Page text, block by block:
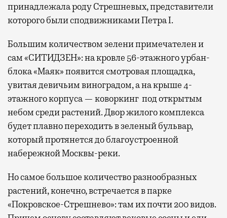
принадлежала роду Стрешневых, представители
которого были сподвижниками Петра I.
Большим количеством зелени примечателен и
сам «СИТИДЗЕН»: на кровле 56-этажного урбан-
блока «Маяк» появится смотровая площадка,
увитая девичьим виноградом, а на крыше 4-
этажного корпуса — коворкинг под открытым
небом среди растений. Двор жилого комплекса
будет плавно переходить в зеленый бульвар,
который протянется до благоустроенной
набережной Москвы-реки.
Но самое большое количество разнообразных
растений, конечно, встречается в парке
«Покровское-Стрешнево»: там ихпочти 200 видов.